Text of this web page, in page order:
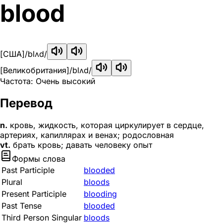
blood
[США]/blʌd/
[Великобритания]/blʌd/
Частота: Очень высокий
Перевод
n. кровь, жидкость, которая циркулирует в сердце,
артериях, капиллярах и венах; родословная
vt. брать кровь; давать человеку опыт
Формы слова
Past Participle
blooded
Plural
bloods
Present Participle
blooding
Past Tense
blooded
Third Person Singular bloods